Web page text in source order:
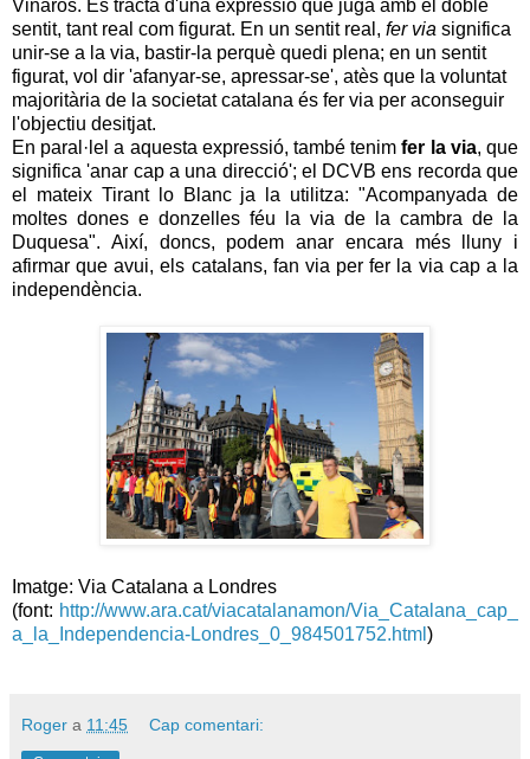
Vinaròs. Es tracta d'una expressió que juga amb el doble
sentit, tant real com figurat. En un sentit real, fer via significa
unir-se a la via, bastir-la perquè quedi plena; en un sentit
figurat, vol dir 'afanyar-se, apressar-se', atès que la voluntat
majoritària de la societat catalana és fer via per aconseguir
l'objectiu desitjat.
En paral·lel a aquesta expressió, també tenimfer la via, que
significa 'anar cap a una direcció'; el DCVB ens recorda que
el mateix Tirant lo Blanc ja la utilitza: "Acompanyada de
moltes dones e donzelles féu la via de la cambra de la
Duquesa". Així, doncs, podem anar encara més lluny i
afirmar que avui, els catalans, fan via per fer la via cap a la
independència.
Imatge: Via Catalana a Londres
(font: http://www.ara.cat/viacatalanamon/Via_Catalana_cap_
a_la_Independencia-Londres_0_984501752.html )
Roger a 11:45 Cap comentari: